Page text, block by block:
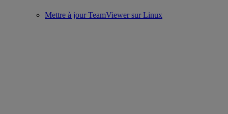
Mettre à jour TeamViewer sur Linux